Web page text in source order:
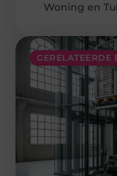
GERELATEERDE
Woning en